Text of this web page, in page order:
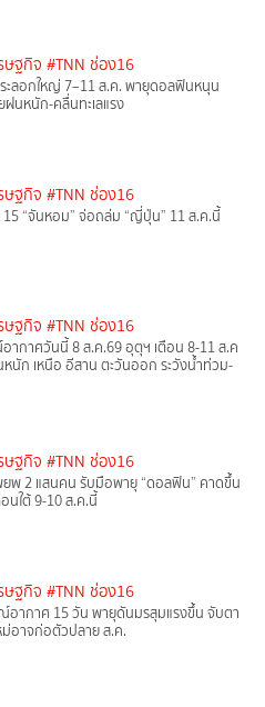
ษฐกิจ #TNN ช่อง16
ะลอกใหญ่ 7–11 ส.ค. พายุดอลฟินหนุน
ฝนหนัก-คลื่นทะเลแรง
ษฐกิจ #TNN ช่อง16
“จันหอม” จ่อถล่ม “ญี่ปุ่น” 11 ส.ค.นี้
ษฐกิจ #TNN ช่อง16
ากาศวันนี้ 8 ส.ค.69 อุตุฯ เตือน 8-11 ส.ค
หนัก เหนือ อีสาน ตะวันออก ระวังน้ำท่วม-
ษฐกิจ #TNN ช่อง16
2 แสนคน รับมือพายุ “ดอลฟิน” คาดขึ้น
นใต้ 9-10 ส.ค.นี้
ษฐกิจ #TNN ช่อง16
อากาศ 15 วัน พายุดันมรสุมแรงขึ้น จับตา
ม่อาจก่อตัวปลาย ส.ค.